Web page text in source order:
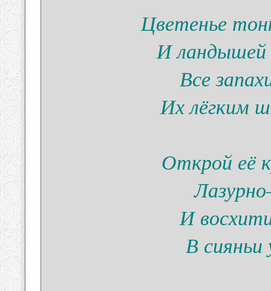
Цветенье
И ландышей
Все
Их лёгким
Открой её
И
В